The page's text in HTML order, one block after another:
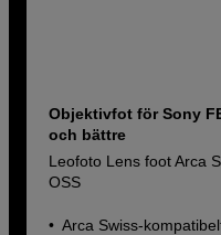
Objektivfot för Sony
och bättre
Leofoto Lens foot Arca
OSS
Arca Swiss-